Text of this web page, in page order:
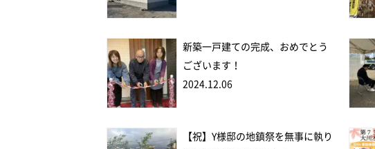
新築一戸建ての完成、おめでとう
ございます！
2024.12.06
【祝】Y様邸の地鎮祭を無事に執り